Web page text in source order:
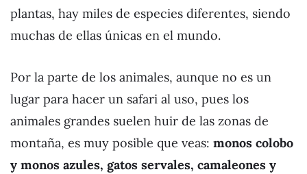
plantas, hay miles de especies diferentes, siendo
muchas de ellas únicas en el mundo.
Por la parte de los animales, aunque no es un
lugar para hacer un safari al uso, pues los
animales grandes suelen huir de las zonas de
montaña, es muy posible que veas: monos colobo
y monos azules, gatos servales, camaleones y